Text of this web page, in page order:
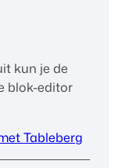
kun je de
blok-editor
Tableberg